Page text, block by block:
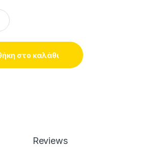
44-49X180MM quantity
στο καλάθι
Reviews